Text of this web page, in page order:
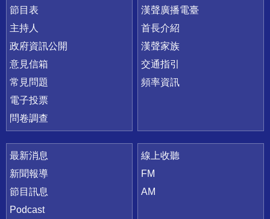
節目表
主持人
政府資訊公開
意見信箱
常見問題
電子投票
問卷調查
漢聲廣播電臺
首長介紹
漢聲家族
交通指引
頻率資訊
最新消息
新聞報導
節目訊息
Podcast
線上收聽
FM
AM